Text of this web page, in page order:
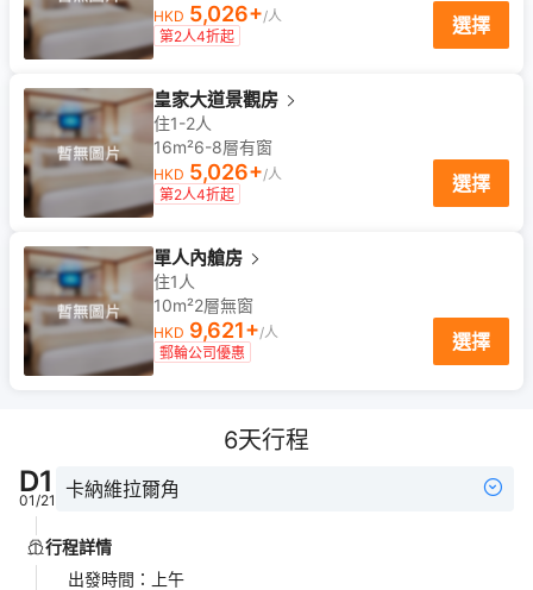
HKD 5,026+/人
第2人4折起
選擇
皇家大道景觀房
住1-2人
16m²6-8層有窗
HKD 5,026+/人
第2人4折起
選擇
單人內艙房
住1人
10m²2層無窗
HKD 9,621+/人
郵輪公司優惠
選擇
6天行程
D1
01/21 卡納維拉爾角
行程詳情
出發時間 ： 上午